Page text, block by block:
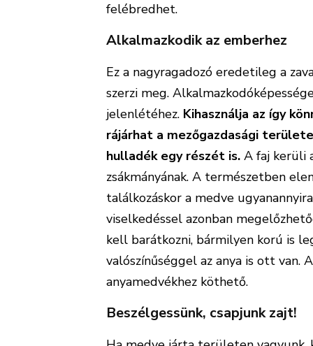
felébredhet.
Alkalmazkodik az emberhez
Ez a nagyragadozó eredetileg a
szerzi meg.
jelenlétéhez. Kihasználja az így
rájárhat a mezőgazdasági
hulladék egy részét is. A faj kerüli
zsákmányának. A természetben
találkozáskor a medve
viselkedéssel azonban
kell barátkozni, bármilyen korú is
valószínűséggel az anya is ott van.
anyamedvékhez köthető.
Beszélgessünk, csapjunk zajt!